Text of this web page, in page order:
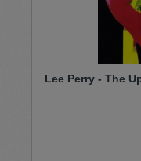
Lee Perry - The